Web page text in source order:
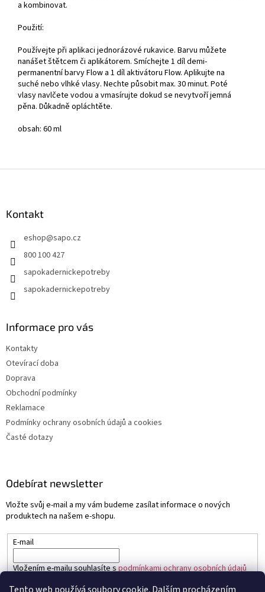
a kombinovat.
Použití:
Používejte při aplikaci jednorázové rukavice. Barvu můžete
nanášet štětcem či aplikátorem. Smíchejte 1 díl demi-
permanentní barvy Flow a 1 díl aktivátoru Flow. Aplikujte na
suché nebo vlhké vlasy. Nechte působit max. 30 minut. Poté
vlasy navlčete vodou a vmasírujte dokud se nevytvoří jemná
pěna. Důkadně opláchtěte.
obsah: 60 ml
Kontakt
eshop@sapo.cz
800 100 427
sapokadernickepotreby
sapokadernickepotreby
Informace pro vás
Kontakty
Otevírací doba
Doprava
Obchodní podmínky
Reklamace
Podmínky ochrany osobních údajů a cookies
Časté dotazy
Odebírat newsletter
Vložte svůj e-mail a my vám budeme zasílat informace o nových
produktech na našem e-shopu.
E-mail
Vložením e-mailu souhlasíte spodmínkami ochrany osobních údajů